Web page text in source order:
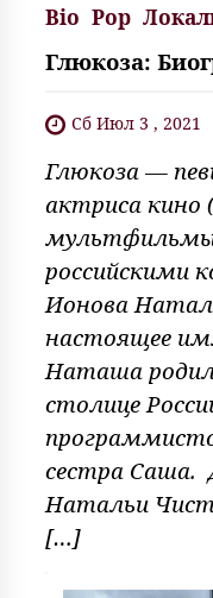
Bio Pop
Глюкоза:
Сб Июл 3 , 2021
Глюкоза —
актриса кино
российскими
Ионова
настоящее
Наташа
столице
сестра Саша.
Натальи
[…]